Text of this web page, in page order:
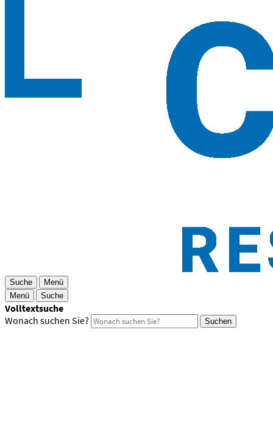
Suche
Menü
Menü
Suche
Volltextsuche
Wonach suchen Sie?
Suchen